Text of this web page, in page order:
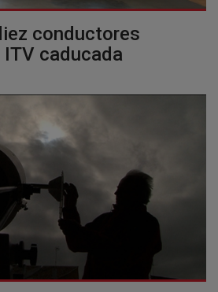
conductores
caducada